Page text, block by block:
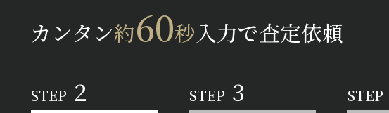
カンタン約60秒入力で査定依頼
STEP 2 STEP 3 STEP